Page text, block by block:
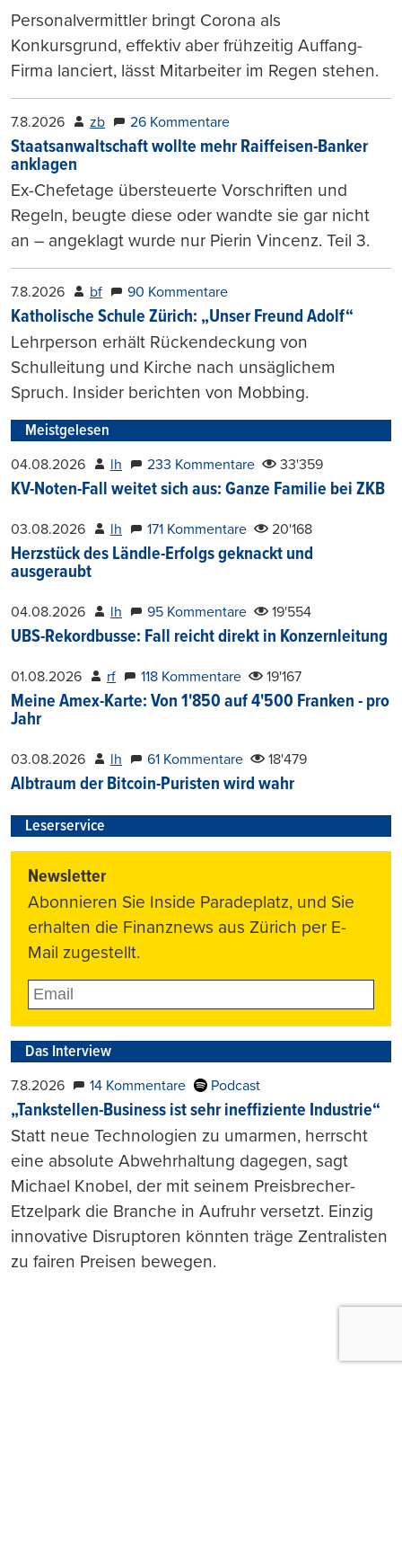
Personalvermittler bringt Corona als
Konkursgrund, effektiv aber frühzeitig Auffang-
Firma lanciert, lässt Mitarbeiter im Regen stehen.
7.8.2026 zb 26 Kommentare
Staatsanwaltschaft wollte mehr Raiffeisen-Banker
anklagen
Ex-Chefetage übersteuerte Vorschriften und
Regeln, beugte diese oder wandte sie gar nicht
an – angeklagt wurde nur Pierin Vincenz. Teil 3.
7.8.2026 bf 90 Kommentare
Katholische Schule Zürich: „Unser Freund Adolf“
Lehrperson erhält Rückendeckung von
Schulleitung und Kirche nach unsäglichem
Spruch. Insider berichten von Mobbing.
Meistgelesen
04.08.2026 lh 233 Kommentare 33'359
KV-Noten-Fall weitet sich aus: Ganze Familie bei ZKB
03.08.2026 lh 171 Kommentare 20'168
Herzstück des Ländle-Erfolgs geknackt und
ausgeraubt
04.08.2026 lh 95 Kommentare 19'554
UBS-Rekordbusse: Fall reicht direkt in Konzernleitung
01.08.2026 rf 118 Kommentare 19'167
Meine Amex-Karte: Von 1'850 auf 4'500 Franken - pro
Jahr
03.08.2026 lh 61 Kommentare 18'479
Albtraum der Bitcoin-Puristen wird wahr
Leserservice
Newsletter
Abonnieren Sie Inside Paradeplatz, und Sie
erhalten die Finanznews aus Zürich per E-
Mail zugestellt.
Das Interview
7.8.2026 14 Kommentare Podcast
„Tankstellen-Business ist sehr ineffiziente Industrie“
Statt neue Technologien zu umarmen, herrscht
eine absolute Abwehrhaltung dagegen, sagt
Michael Knobel, der mit seinem Preisbrecher-
Etzelpark die Branche in Aufruhr versetzt. Einzig
innovative Disruptoren könnten träge Zentralisten
zu fairen Preisen bewegen.